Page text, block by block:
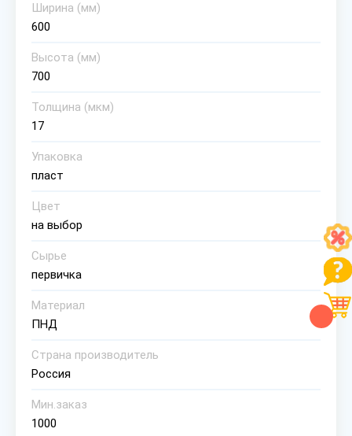
Ширина (мм)
600
Высота (мм)
700
Толщина (мкм)
17
Упаковка
пласт
Цвет
на выбор
Сырье
первичка
Материал
ПНД
Страна производитель
Россия
Мин.заказ
1000